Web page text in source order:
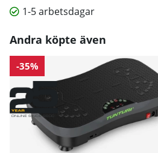
1-5 arbetsdagar
Andra köpte även
-35%